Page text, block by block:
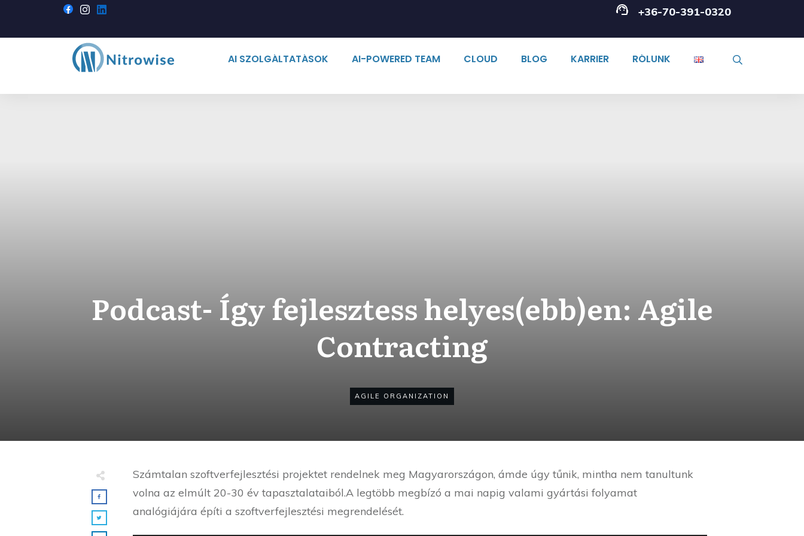
+36-70-391-0320
AI SZOLGÁLTATÁSOK AI-POWERED TEAM CLOUD BLOG KARRIER RÓLUNK
Podcast- Így fejlesztess helyes(ebb)en: Agile
Contracting
AGILE ORGANIZATION
Számtalan szoftverfejlesztési projektet rendelnek meg Magyarországon, ámde úgy tűnik, mintha nem tanultunk
volna az elmúlt 20-30 év tapasztalataiból.A legtöbb megbízó a mai napig valami gyártási folyamat
analógiájára építi a szoftverfejlesztési megrendelését.